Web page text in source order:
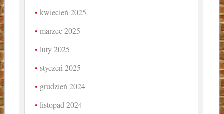
kwiecień 2025
marzec 2025
luty 2025
styczeń 2025
grudzień 2024
listopad 2024